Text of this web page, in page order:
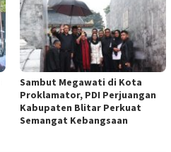
Sambut Megawati di Kota
Proklamator, PDI Perjuangan
Kabupaten Blitar Perkuat
Semangat Kebangsaan